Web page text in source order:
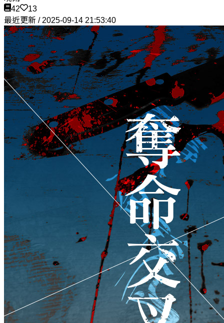
42
13
最近更新 / 2025-09-14 21:53:40